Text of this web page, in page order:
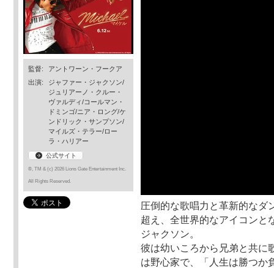
監督:
アントワーン・フークア
出演:
ジャファー・ジャクソン/
ジュリアーノ・クルー・
ヴァルディ/コールマン・
ドミンゴ/ニア・ロング/ケ
ンドリック・サンプソン/
マイルズ・テラー/ロー
ラ・ハリアー
公式サイト
®, TM & (c) 2026 Lions Gate Entertainment Inc.
All Rights Reserved.
圧倒的な歌唱力と革新的なダ
超え、全世界的なアイコンと
ジャクソン。
彼は幼いころから兄弟と共に
は野心家で、「人生は勝つか